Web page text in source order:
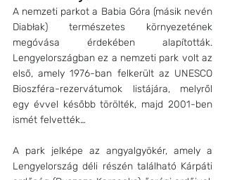
A nemzeti parkot a Babia Góra (másik nevén
Diabłak) természetes környezetének
megóvása érdekében alapították.
Lengyelországban ez a nemzeti park volt az
első, amely 1976-ban felkerült az UNESCO
Bioszféra-rezervátumok listájára, melyről
egy évvel később törölték, majd 2001-ben
ismét felvették…
A park jelképe az angyalgyökér, amely a
Lengyelország déli részén található Kárpáti